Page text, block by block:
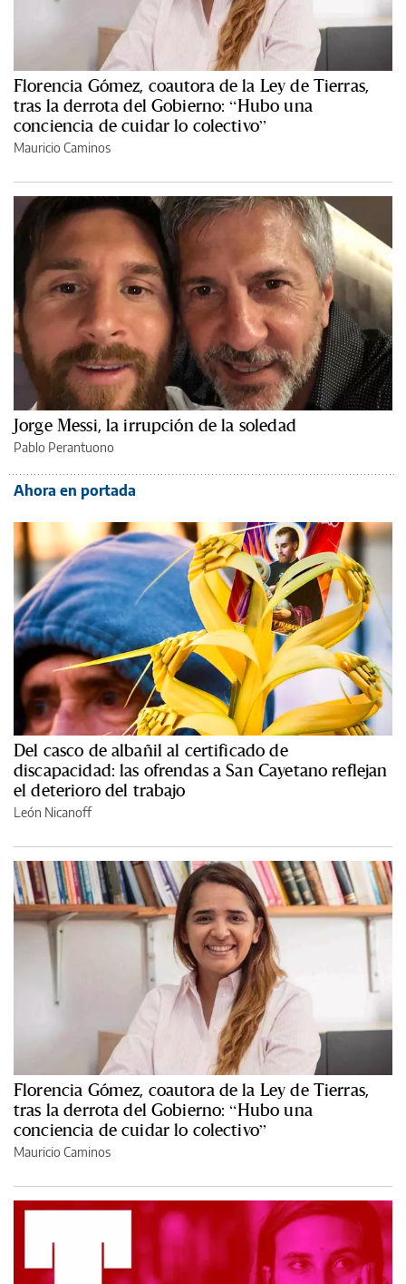
Florencia Gómez, coautora de la Ley de Tierras,
tras la derrota del Gobierno: “Hubo una
conciencia de cuidar lo colectivo”
Mauricio Caminos
Jorge Messi, la irrupción de la soledad
Pablo Perantuono
Ahora en portada
Del casco de albañil al certificado de
discapacidad: las ofrendas a San Cayetano reflejan
el deterioro del trabajo
León Nicanoff
Florencia Gómez, coautora de la Ley de Tierras,
tras la derrota del Gobierno: “Hubo una
conciencia de cuidar lo colectivo”
Mauricio Caminos